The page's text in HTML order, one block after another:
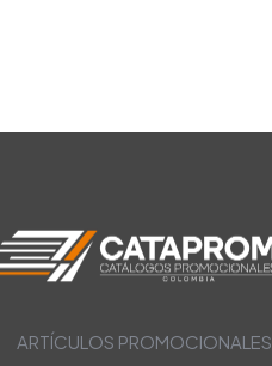
ARTÍCULOS PROMOCIONALES